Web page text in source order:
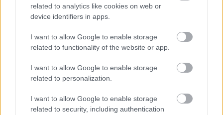
related to analytics like cookies on web or
device identifiers in apps.
I want to allow Google to enable storage
related to functionality of the website or app.
I want to allow Google to enable storage
related to personalization.
I want to allow Google to enable storage
related to security, including authentication
Ha nem jut időd odafigyelni a teljes értékű
étkezésre, számos olyan vitamin kapható a boltok
polcain, amivel nagy részüket már egy egyszerű
válaszd elsősorban azokat az ételeket, amik a
szükséges anyagokat tartalmazzák, de alternatíva
lehet a pótlásra az alábbi hajnövekedést elősegítő
kapszulák egyike is.